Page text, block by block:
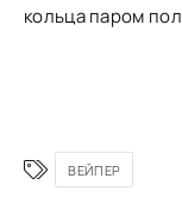
кольца паром
ВЕЙПЕР